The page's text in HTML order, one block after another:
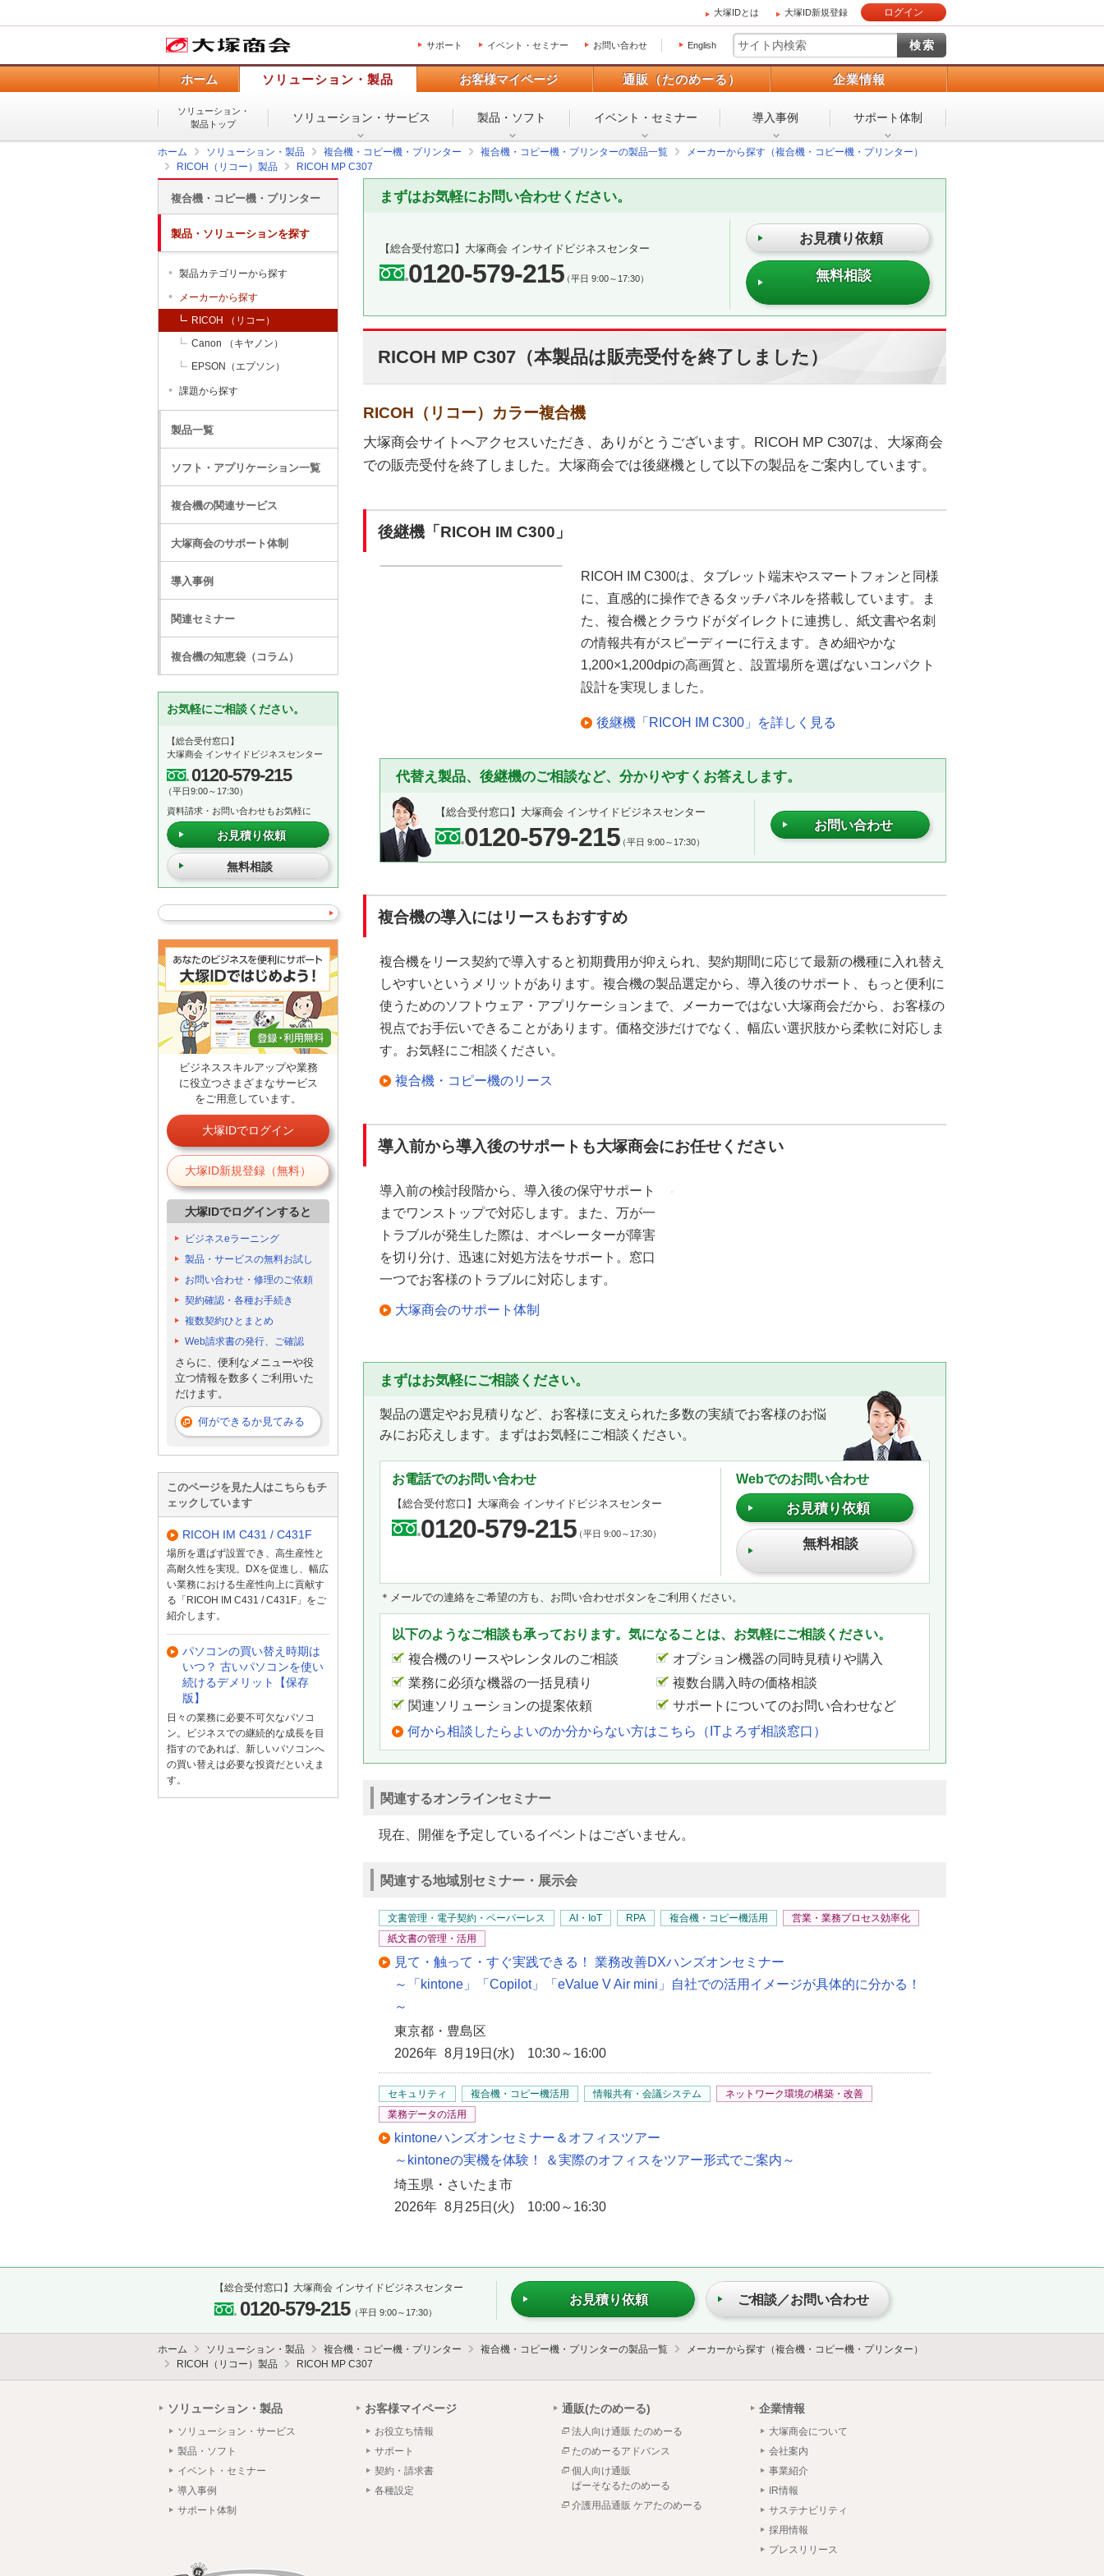
大塚IDとは 大塚ID新規登録 ログイン
サポート イベント・セミナー お問い合わせ English
ホーム ソリューション・製品 お客様マイページ 通販（たのめーる） 企業情報
ソリューション・
製品トップ
ソリューション・ サービス 製品・ソフト イベント・ セミナー 導入事例 サポート体制
ホーム ソリューション・製品 複合機・コピー機・プリンター 複合機・コピー機・プリンターの製品一覧
メーカーから探す（複合機・コピー機・プリンター）
RICOH（リコー）製品
RICOH MP C307
まずはお気軽にお問い合わせください。
【総合受付窓口】 大塚商会 インサイドビジネスセンター
0120-579-215（平日 9:00～17:30）
お見積り依頼
無料相談
RICOH MP C307（本製品は販売受付を終了しました）
RICOH（リコー）カラー複合機
大塚商会サイトへアクセスいただき、ありがとうございます。RICOH MP C307は、大塚商会
での販売受付を終了しました。大塚商会では後継機として以下の製品をご案内しています。
後継機「RICOH IM C300」
RICOH IM C300は、タブレット端末やスマートフォンと同様
に、直感的に操作できるタッチパネルを搭載しています。ま
た、複合機とクラウドがダイレクトに連携し、紙文書や名刺
の情報共有がスピーディーに行えます。きめ細やかな
1,200×1,200dpiの高画質と、設置場所を選ばないコンパクト
設計を実現しました。
後継機「RICOH IM C300」を詳しく見る
代替え製品、後継機のご相談など、分かりやすくお答えします。
【総合受付窓口】 大塚商会 インサイドビジネスセンター
0120-579-215（平日 9:00～17:30）
お問い合わせ
複合機の導入にはリースもおすすめ
複合機をリース契約で導入すると初期費用が抑えられ、契約期間に応じて最新の機種に入れ替え
しやすいというメリットがあります。複合機の製品選定から、導入後のサポート、もっと便利に
使うためのソフトウェア・アプリケーションまで、メーカーではない大塚商会だから、お客様の
視点でお手伝いできることがあります。価格交渉だけでなく、幅広い選択肢から柔軟に対応しま
す。お気軽にご相談ください。
複合機・コピー機のリース
導入前から導入後のサポートも大塚商会にお任せください
導入前の検討段階から、導入後の保守サポート
までワンストップで対応します。また、万が一
トラブルが発生した際は、オペレーターが障害
を切り分け、迅速に対処方法をサポート。窓口
一つでお客様のトラブルに対応します。
大塚商会のサポート体制
まずはお気軽にご相談ください。
製品の選定やお見積りなど、お客様に支えられた多数の実績でお客様のお悩
みにお応えします。まずはお気軽にご相談ください。
お電話でのお問い合わせ
【総合受付窓口】 大塚商会 インサイドビジネスセンター
0120-579-215（平日 9:00～17:30）
Webでのお問い合わせ
お見積り依頼
無料相談
＊メールでの連絡をご希望の方も、お問い合わせボタンをご利用ください。
以下のようなご相談も承っております。気になることは、お気軽にご相談ください。
複合機のリースやレンタルのご相談
オプション機器の同時見積りや購入
業務に必須な機器の一括見積り
複数台購入時の価格相談
関連ソリューションの提案依頼
サポートについてのお問い合わせなど
何から相談したらよいのか分からない方はこちら（ITよろず相談窓口）
関連するオンラインセミナー
現在、開催を予定しているイベントはございません。
関連する地域別セミナー・展示会
文書管理・電子契約・ペーパーレス AI・IoT RPA 複合機・コピー機活用
営業・業務プロセス効率化
紙文書の管理・活用
見て・触って・すぐ実践できる！ 業務改善DXハンズオンセミナー
～「kintone」「Copilot」「eValue V Air mini」自社での活用イメージが具体的に分かる！
～
東京都・豊島区
2026年 8月19日(水) 10:30～16:00
セキュリティ 複合機・コピー機活用 情報共有・会議システム
ネットワーク環境の構築・改善
業務データの活用
kintoneハンズオンセミナー＆オフィスツアー
～kintoneの実機を体験！ ＆実際のオフィスをツアー形式でご案内～
埼玉県・さいたま市
2026年 8月25日(火) 10:00～16:30
複合機・コピー機・プリンター
製品・ソリューションを探す
製品カテゴリーから探す
メーカーから探す
RICOH （リコー）
Canon （キヤノン）
EPSON（エプソン）
課題から探す
製品一覧
ソフト・アプリケーション一覧
複合機の関連サービス
大塚商会のサポート体制
導入事例
関連セミナー
複合機の知恵袋（コラム）
お気軽にご相談ください。
【総合受付窓口】
大塚商会 インサイドビジネスセンター
0120-579-215
（平日9:00～17:30）
資料請求・お問い合わせもお気軽に
お見積り依頼
無料相談
ビジネススキルアップや業務
に役立つさまざまなサービス
をご用意しています。
大塚IDでログイン
大塚ID新規登録（無料）
大塚IDでログインすると
ビジネスeラーニング
製品・サービスの無料お試し
お問い合わせ・修理のご依頼
契約確認・各種お手続き
複数契約ひとまとめ
Web請求書の発行、ご確認
さらに、便利なメニューや役
立つ情報を数多くご利用いた
だけます。
何ができるか見てみる
このページを見た人はこちらもチ
ェックしています
RICOH IM C431 / C431F
場所を選ばず設置でき、高生産性と
高耐久性を実現。DXを促進し、幅広
い業務における生産性向上に貢献す
る「RICOH IM C431 / C431F」をご
紹介します。
パソコンの買い替え時期は
いつ？ 古いパソコンを使い
続けるデメリット【保存
版】
日々の業務に必要不可欠なパソコ
ン。ビジネスでの継続的な成長を目
指すのであれば、新しいパソコンへ
の買い替えは必要な投資だといえま
す。
【総合受付窓口】大塚商会 インサイドビジネスセンター
0120-579-215（平日 9:00～17:30）
お見積り依頼 ご相談／お問い合わせ
ホーム ソリューション・製品 複合機・コピー機・プリンター 複合機・コピー機・プリンターの製品一覧
メーカーから探す（複合機・コピー機・プリンター）
RICOH（リコー）製品
RICOH MP C307
ソリューション・製品
ソリューション・サービス
製品・ソフト
イベント・セミナー
導入事例
サポート体制
お客様マイページ
お役立ち情報
サポート
契約・請求書
各種設定
通販(たのめーる)
法人向け通販 たのめーる
たのめーるアドバンス
個人向け通販
ぱーそなるたのめーる
介護用品通販 ケアたのめーる
企業情報
大塚商会について
会社案内
事業紹介
IR情報
サステナビリティ
採用情報
プレスリリース